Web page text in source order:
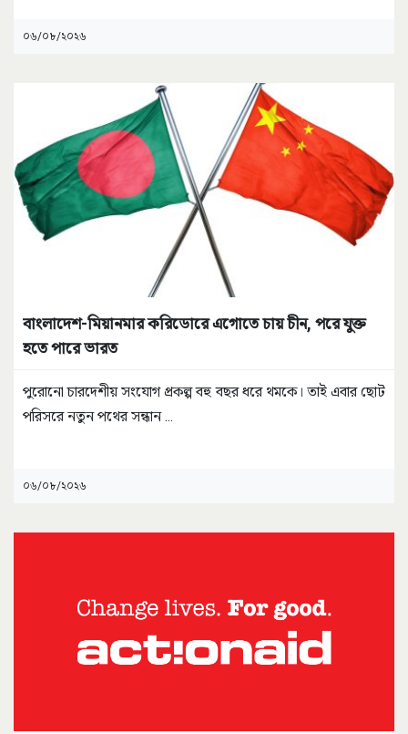
০৬/০৮/২০২৬
বাংলাদেশ-মিয়ানমার করিডোরে এগোতে চায় চীন, পরে যুক্ত
হতে পারে ভারত
পুরোনো চারদেশীয় সংযোগ প্রকল্প বহু বছর ধরে থমকে। তাই এবার ছোট
পরিসরে নতুন পথের সন্ধান ...
০৬/০৮/২০২৬